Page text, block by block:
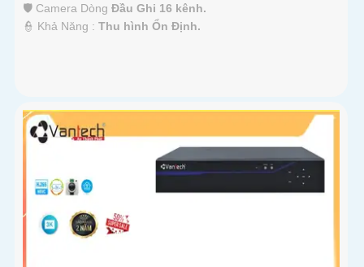
🛡 Camera Dòng Đầu Ghi 16 kênh.
️👮 Khả Năng : Thu hình Ổn Định.